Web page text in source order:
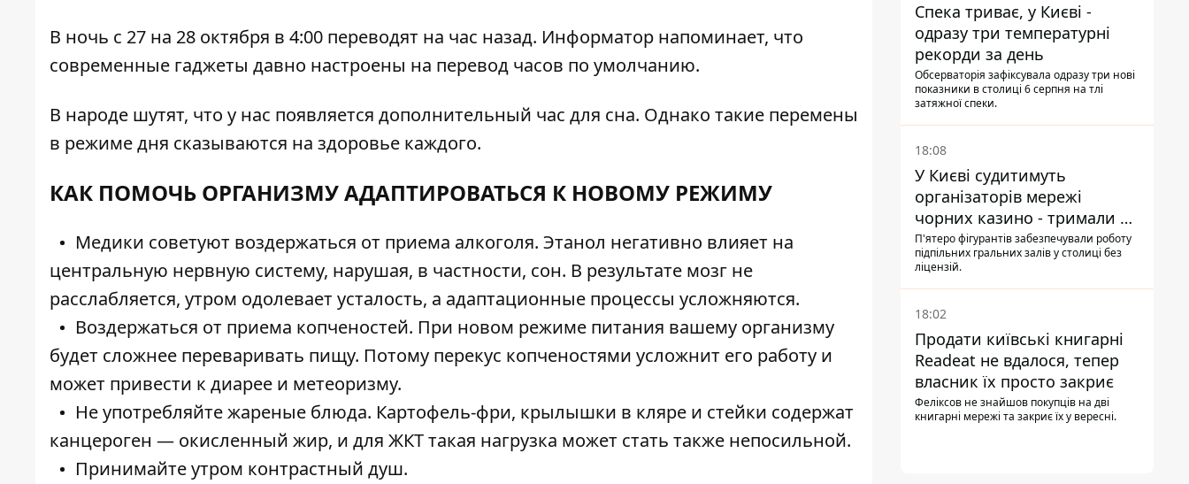
В ночь с 27 на 28 октября в 4:00 переводят на час назад. Информатор напоминает, что
современные гаджеты давно настроены на перевод часов по умолчанию.
В народе шутят, что у нас появляется дополнительный час для сна. Однако такие перемены
в режиме дня сказываются на здоровье каждого.
КАК ПОМОЧЬ ОРГАНИЗМУ АДАПТИРОВАТЬСЯ К НОВОМУ РЕЖИМУ
Медики советуют воздержаться от приема алкоголя. Этанол негативно влияет на
центральную нервную систему, нарушая, в частности, сон. В результате мозг не
расслабляется, утром одолевает усталость, а адаптационные процессы усложняются.
Воздержаться от приема копченостей. При новом режиме питания вашему организму
будет сложнее переваривать пищу. Потому перекус копченостями усложнит его работу и
может привести к диарее и метеоризму.
Не употребляйте жареные блюда. Картофель-фри, крылышки в кляре и стейки содержат
канцероген — окисленный жир, и для ЖКТ такая нагрузка может стать также непосильной.
Принимайте утром контрастный душ.
Спека триває, у Києві -
одразу три температурні
рекорди за день
Обсерваторія зафіксувала одразу три нові
показники в столиці 6 серпня на тлі
затяжної спеки.
18:08
У Києві судитимуть
організаторів мережі
чорних казино - тримали 39
закладів
П'ятеро фігурантів забезпечували роботу
підпільних гральних залів у столиці без
ліцензій.
18:02
Продати київські книгарні
Readeat не вдалося, тепер
власник їх просто закриє
Феліксов не знайшов покупців на дві
книгарні мережі та закриє їх у вересні.